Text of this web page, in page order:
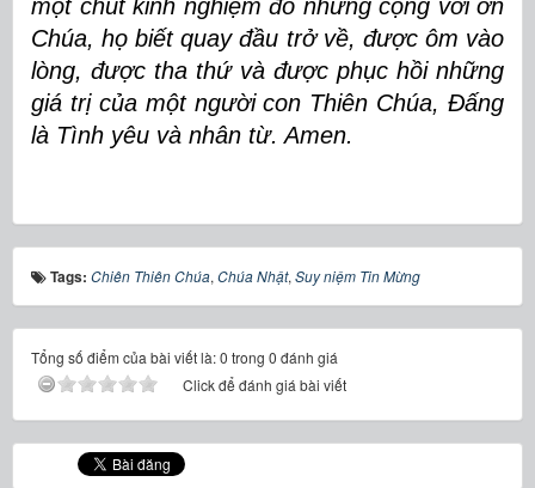
một chút kinh nghiệm đó nhưng cộng với ơn
Chúa, họ biết quay đầu trở về, được ôm vào
lòng, được tha thứ và được phục hồi những
giá trị của một người con Thiên Chúa, Đấng
là Tình yêu và nhân từ. Amen.
Tags: Chiên Thiên Chúa, Chúa Nhật, Suy niệm Tin Mừng
Tổng số điểm của bài viết là: 0 trong 0 đánh giá
Click để đánh giá bài viết